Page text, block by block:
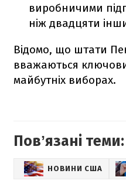
виробничими
ніж двадцяти
Відомо, що штати
вважаються
майбутніх виборах.
Повʼязані теми:
НОВИНИ США